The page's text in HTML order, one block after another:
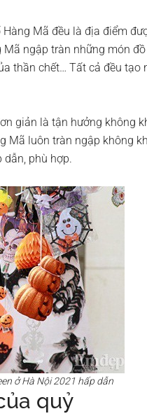
Mã đều là địa điểm
ngập tràn những món
thần chết… Tất cả đều tạo
giản là tận hưởng không
Mã luôn tràn ngập không
dẫn, phù hợp.
ở Hà Nội 2021 hấp dẫn
quỷ